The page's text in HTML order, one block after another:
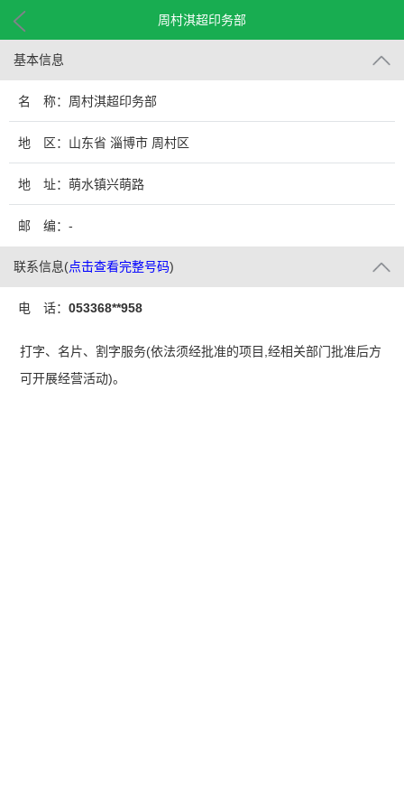
周村淇超印务部
基本信息
名 称：周村淇超印务部
地 区：山东省 淄博市 周村区
地 址：萌水镇兴萌路
邮 编：-
联系信息(点击查看完整号码)
电 话： 053368**958
打字、名片、割字服务(依法须经批准的项目,经相关部门批准后方
可开展经营活动)。